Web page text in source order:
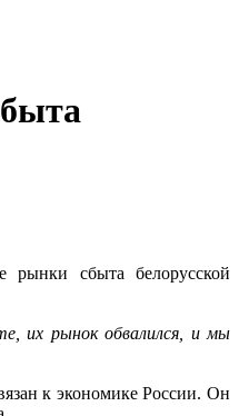
рынки сбыта белорусской
их рынок обвалился, и мы
к экономике России. Он